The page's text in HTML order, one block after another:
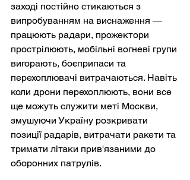
заході постійно стикаються з
випробуванням на виснаження —
працюють радари, прожектори
прострілюють, мобільні вогневі групи
вигорають, боєприпаси та
перехоплювачі витрачаються. Навіть
коли дрони перехоплюють, вони все
ще можуть служити меті Москви,
змушуючи Україну розкривати
позиції радарів, витрачати ракети та
тримати літаки прив'язаними до
оборонних патрулів.